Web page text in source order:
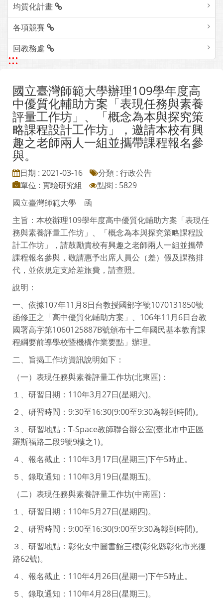
均質化計畫
各項競賽
回教務處
:::
國立臺灣師範大學辦理109學年度高
中優質化輔助方案「表現任務與素養
評量工作坊」、「概念為本與探究策
略課程設計工作坊」，邀請本校有興
趣之老師兩人一組並攜帶課程報名參
與。
日期 : 2021-03-16
分類 : 行政公告
單位 : 實驗研究組
點閱 : 5829
國立臺灣師範大學 函
主旨：本校辦理109學年度高中優質化輔助方案「表現任
務與素養評量工作坊」、「概念為本與探究策略課程設
計工作坊」，請鼓勵貴校有興趣之老師兩人一組並攜帶
課程報名參與，敬請惠予出席人員公（差）假及課務排
代，並依規定支給差旅費，請查照。
說明：
一、依據107年11月8日台教授國部字號1070131850號
函修正之「高中優質化輔助方案」、106年11月6日台教
國署高字第1060125887B號頒布十二年國民基本教育課
程綱要前導學校暨機構作業要點」辦理。
二、旨揭工作坊資訊說明如下：
（一）表現任務與素養評量工作坊(北東區)：
１、研習日期：110年3月27日(星期六)。
２、研習時間：9:30至16:30(9:00至9:30為報到時間)。
３、研習地點：T-Space教師聯合辦公室(臺北市中正區
羅斯福路二段9號9樓之1)。
４、報名截止：110年3月17日(星期三)下午5時止。
５、錄取通知：110年3月19日(星期五)。
（二）表現任務與素養評量工作坊(中南區)：
１、研習日期：110年5月27日(星期四)。
２、研習時間：9:00至16:30(9:00至9:30為報到時間)。
３、研習地點：彰化女中圖書館三樓(彰化縣彰化市光復
路62號)。
４、報名截止：110年4月26日(星期一)下午5時止。
５、錄取通知：110年4月28日(星期三)。